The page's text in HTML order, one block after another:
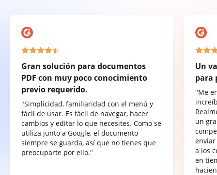
Gran solución para documentos
PDF con muy poco conocimiento
previo requerido.
"Simplicidad, familiaridad con el menú y
fácil de usar. Es fácil de navegar, hacer
cambios y editar lo que necesites. Como se
utiliza junto a Google, el documento
siempre se guarda, así que no tienes que
preocuparte por ello."
Un
para
"Me
un
a los
en